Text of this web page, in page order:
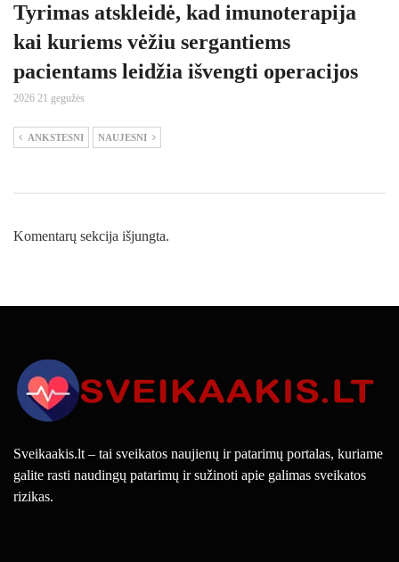
Tyrimas atskleidė, kad imunoterapija
kai kuriems vėžiu sergantiems
pacientams leidžia išvengti operacijos
2026 21 gegužės
ANKSTESNI NAUJESNI
Komentarų sekcija išjungta.
Sveikaakis.lt – tai sveikatos naujienų ir patarimų portalas, kuriame
galite rasti naudingų patarimų ir sužinoti apie galimas sveikatos
rizikas.